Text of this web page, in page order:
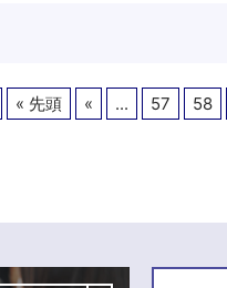
« 先頭 « ... 57 58